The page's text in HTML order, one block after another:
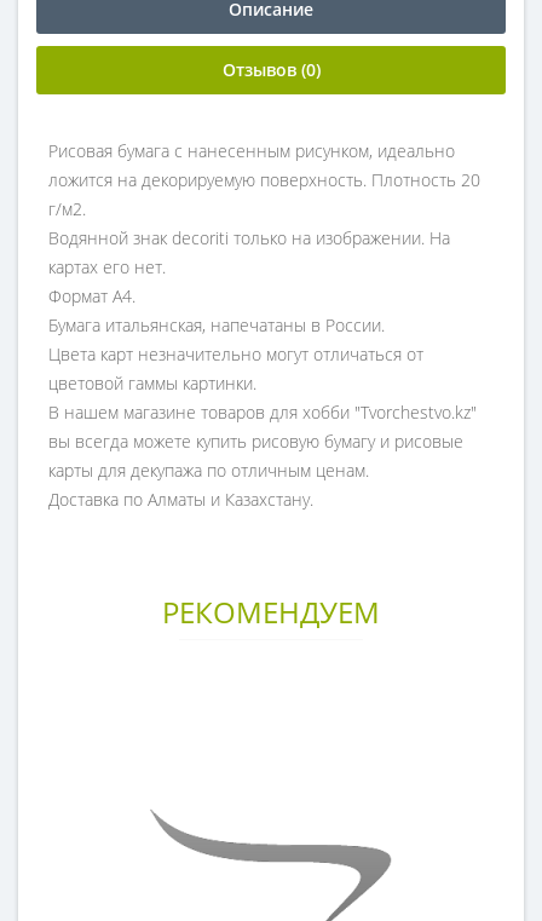
Описание
Отзывов (0)
Рисовая бумага с нанесенным рисунком, идеально
ложится на декорируемую поверхность. Плотность 20
г/м2.
Водянной знак decoriti только на изображении. На
картах его нет.
Формат А4.
Бумага итальянская, напечатаны в России.
Цвета карт незначительно могут отличаться от
цветовой гаммы картинки.
В нашем магазине товаров для хобби "Tvorchestvo.kz"
вы всегда можете купить рисовую бумагу и рисовые
карты для декупажа по отличным ценам.
Доставка по Алматы и Казахстану.
РЕКОМЕНДУЕМ